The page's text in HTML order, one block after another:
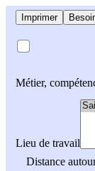
Imprimer
Métier,
Lieu de travail
Distance